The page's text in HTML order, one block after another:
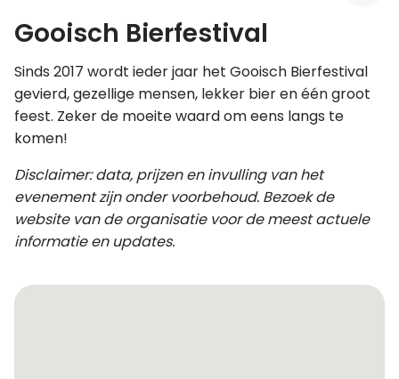
Leer koken als een chef
Kooktips & blogs
Gooisch Bierfestival
Sinds 2017 wordt ieder jaar het Gooisch Bierfestival
gevierd, gezellige mensen, lekker bier en één groot
feest. Zeker de moeite waard om eens langs te
komen!
Disclaimer: data, prijzen en invulling van het
evenement zijn onder voorbehoud. Bezoek de
website van de organisatie voor de meest actuele
informatie en updates.